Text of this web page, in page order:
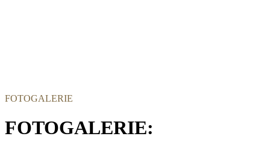
FOTOGALERIE
FOTOGALERIE: